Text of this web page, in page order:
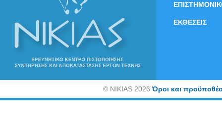
ΕΚΘΕΣΕΙΣ
©NIKIAS 2026Όροι και